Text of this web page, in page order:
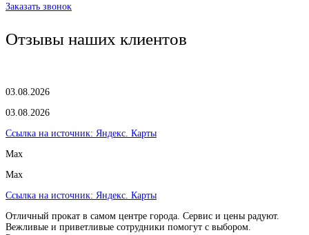
Заказать звонок
Отзывы наших клиентов
03.08.2026
03.08.2026
Ссылка на источник: Яндекс. Карты
Max
Max
Ссылка на источник: Яндекс. Карты
Отличный прокат в самом центре города. Сервис и цены радуют.
Вежливые и приветливые сотрудники помогут с выбором.